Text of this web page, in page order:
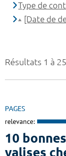
Résultats 1 à
PAGES
relevance:
10
valises
Type de
[Date de